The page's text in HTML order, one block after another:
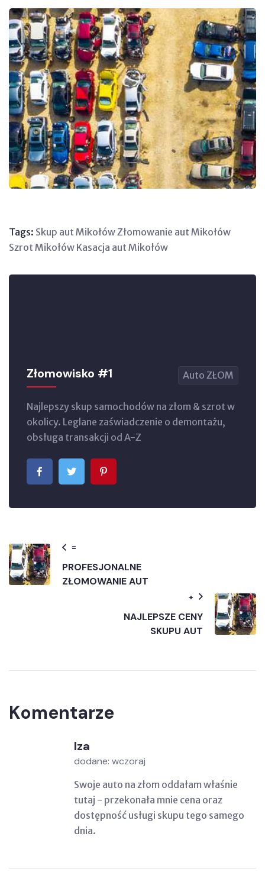
Tags: Skup aut Mikołów Złomowanie aut Mikołów
Szrot Mikołów Kasacja aut Mikołów
Złomowisko #1
Najlepszy skup samochodów na złom & szrot w
okolicy. Leglane zaświadczenie o demontażu,
obsługa transakcji od A-Z
Auto ZŁOM
=
PROFESJONALNE
ZŁOMOWANIE AUT
+
NAJLEPSZE CENY
SKUPU AUT
Komentarze
Iza
dodane: wczoraj
Swoje auto na złom oddałam właśnie
tutaj - przekonała mnie cena oraz
dostępność usługi skupu tego samego
dnia.